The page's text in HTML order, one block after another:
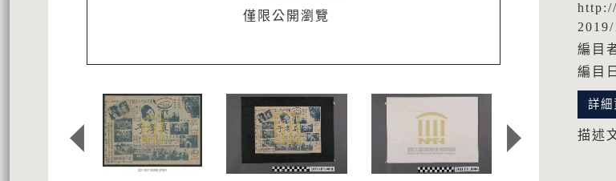
僅限公開瀏覽
2019/
編目
編目
詳細
描述